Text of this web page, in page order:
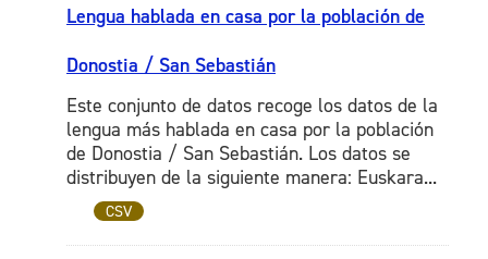
Lengua hablada en casa por la población de
Donostia / San Sebastián
Este conjunto de datos recoge los datos de la
lengua más hablada en casa por la población
de Donostia / San Sebastián. Los datos se
distribuyen de la siguiente manera: Euskara...
CSV